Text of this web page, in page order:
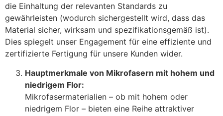
die Einhaltung der relevanten Standards zu
gewährleisten (wodurch sichergestellt wird, dass das
Material sicher, wirksam und spezifikationsgemäß ist).
Dies spiegelt unser Engagement für eine effiziente und
zertifizierte Fertigung für unsere Kunden wider.
Hauptmerkmale von Mikrofasern mit hohem und
niedrigem Flor:
Mikrofasermaterialien – ob mit hohem oder
niedrigem Flor – bieten eine Reihe attraktiver